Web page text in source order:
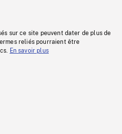
sur ce site peuvent dater de plus de
reliés pourraient être
En savoir plus